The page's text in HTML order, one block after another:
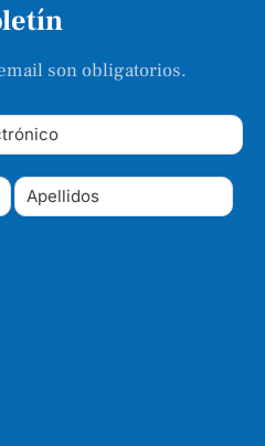
son obligatorios.